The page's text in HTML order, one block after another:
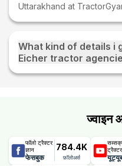
Uttarakhand at
What kind of details i
Eicher tractor
At tractorgyan get Eicher
Uttarakhand contact
ज्वाइन
फॉलो ट्रैक्टर
ज्ञान
फेसबुक
784.4K
फ़ॉलोअर्स
ट्रैक्टर